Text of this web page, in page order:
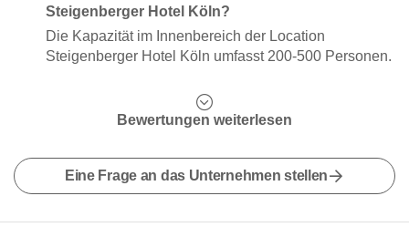
Steigenberger Hotel Köln?
Die Kapazität im Innenbereich der Location
Steigenberger Hotel Köln umfasst 200-500 Personen.
Bewertungen weiterlesen
Eine Frage an das Unternehmen stellen